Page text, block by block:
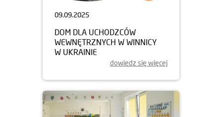
09.09.2025
DOM DLA UCHODZCÓW
WEWNĘTRZNYCH W WINNICY
W UKRAINIE
dowiedz się więcej